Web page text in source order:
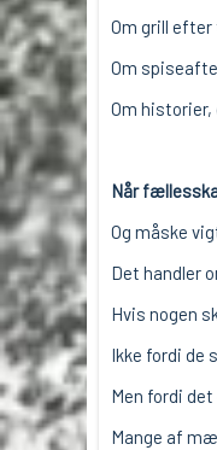
Om grill
Om
Om historier,
Når
Og måske
Det handler
Hvis nogen
Ikke fordi de
Men fordi
Mange af